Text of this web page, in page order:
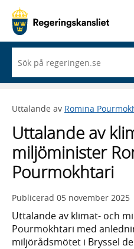
du
börjar
skriva
framträder
lista
med
sökförslag
Uttalande av Romina
Uttalande av
miljöminister
Pourmokhtari
Publicerad 05 november 2025
Uttalande av klimat- och
Pourmokhtari med
miljörådsmötet i Bryssel